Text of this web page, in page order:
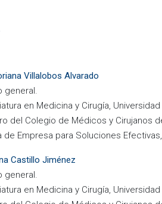
Villalobos Alvarado
general.
en Medicina y Cirugía,
del Colegio de Médicos y Cirujanos
de Empresa para Soluciones
Castillo Jiménez
general.
en Medicina y Cirugía,